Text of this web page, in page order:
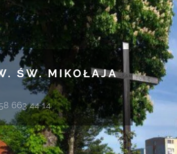
ŚW. MIKOŁAJA
663 44 14